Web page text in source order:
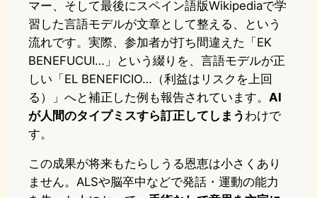
マー、そして最後にスペイン語版Wikipediaで学
習した言語モデルが文章として整える、という
流れです。実際、参加者が打ち間違えた「EK
BENEFUCUI…」という綴りを、言語モデルが正
しい「EL BENEFICIO…（利益はリスクを上回
る）」へと補正した例も報告されています。 AI
が人間のタイプミスすら訂正してしまうわけで
す。
この成果が将来もたらしうる恩恵は小さくあり
ません。ALSや脳卒中などで発話・運動の能力